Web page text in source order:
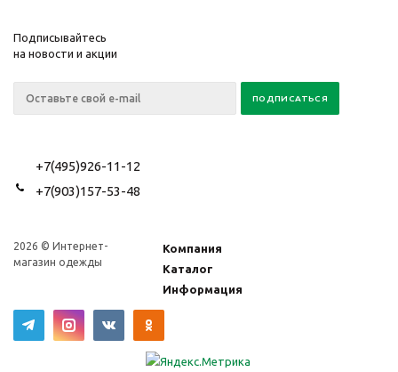
Подписывайтесь
на новости и акции
+7(495)926-11-12
+7(903)157-53-48
2026 © Интернет-
магазин одежды
Компания
Каталог
Информация